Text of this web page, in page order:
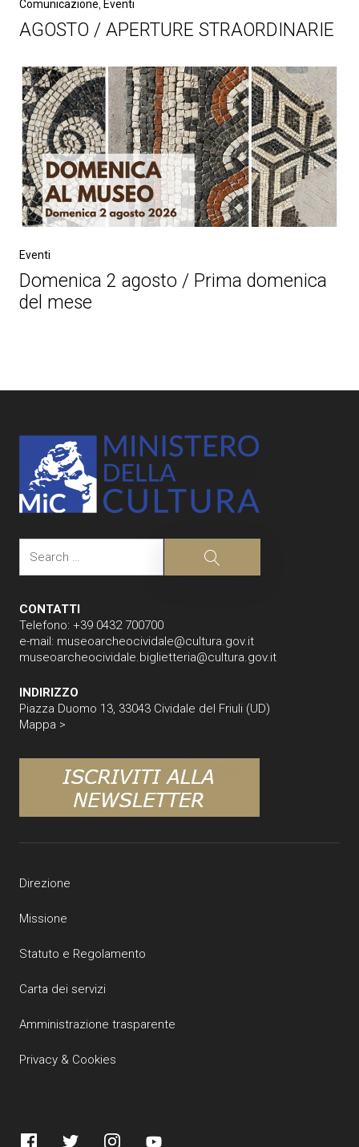
Comunicazione Eventi
AGOSTO / APERTURE STRAORDINARIE
Eventi
Domenica 2 agosto / Prima domenica
del mese
navigation
Search
CONTATTI
Telefono: +39 0432 700700
e-mail: museoarcheocividale@cultura.gov.it
museoarcheocividale.biglietteria@cultura.gov.it
INDIRIZZO
Piazza Duomo 13, 33043 Cividale del Friuli (UD)
Mappa >
Direzione
Missione
Statuto e Regolamento
Carta dei servizi
Amministrazione trasparente
Privacy & Cookies
FacebookTwitter InstagramYouTube